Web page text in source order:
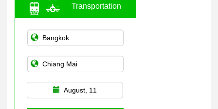
Transportation
August, 11